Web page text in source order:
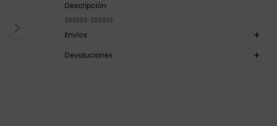
Descripción
253303-253303
Envíos
Devoluciones